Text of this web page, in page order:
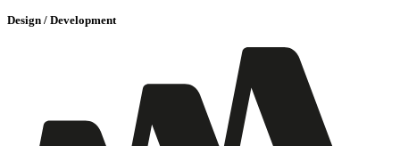
Design / Development